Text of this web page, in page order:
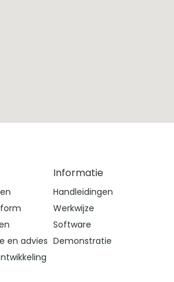
en advies
Informatie
Handleidingen
Werkwijze
Software
Demonstratie